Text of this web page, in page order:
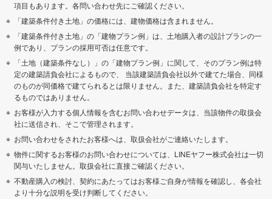
項目もあります。各問い合わせ先にご確認ください。
「建築条件付き土地」の価格には、建物価格は含まれません。
「建築条件付き土地」の「建物プラン例」は、土地購入者の設計プランの一
例であり、プランの採用可否は任意です。
「土地（建築条件なし）」の「建物プラン例」に関して、そのプラン例は特
定の建築請負会社によるもので、 当該建築請負会社以外で建てた場合、同様
のものが同価格で建てられるとは限りません。また、建築請負会社を特定す
るものではありません。
お客様が入力する個人情報を含むお問い合わせデータは、当該物件の取扱会
社に送信され、そこで管理されます。
お問い合わせをされたお客様へは、取扱会社がご連絡いたします。
物件に関するお客様のお問い合わせについては、LINEヤフー株式会社は一切
関与いたしません。取扱会社に直接ご確認ください。
不動産購入の検討、契約にあたってはお客様ご自身が情報を確認し、各会社
より十分な説明を受け判断してください。